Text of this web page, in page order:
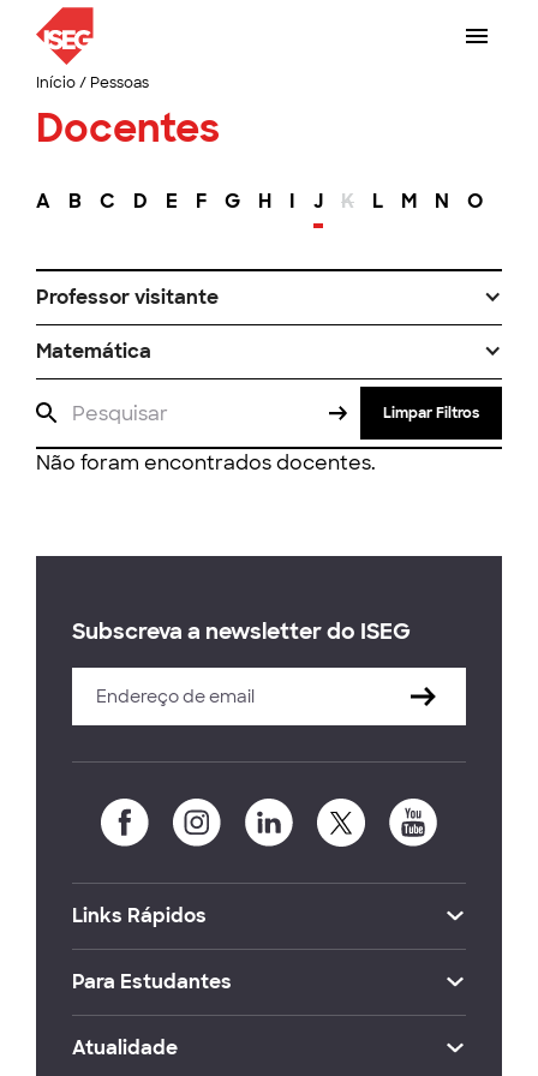
Início/ Pessoas
Docentes
A B C D E F G H I J K L M N O
Professor visitante
Matemática
Limpar Filtros
Não foram encontrados docentes.
Subscreva a newsletter do ISEG
Links Rápidos
Para Estudantes
Atualidade